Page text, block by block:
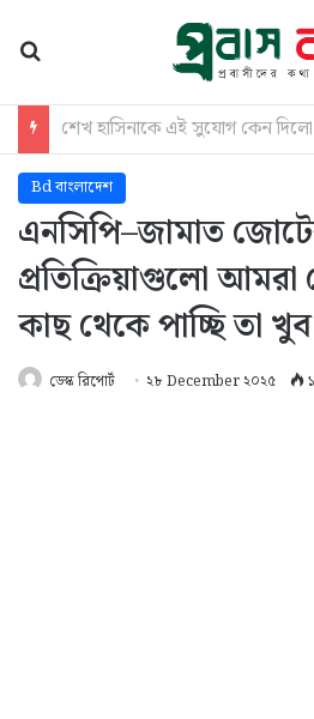
আসছে নতুন বাহিনী ‘স্পেশাল রেসপন্স
Bd বাংলাদেশ
এনসিপি–জামাত
প্রতিক্রিয়াগুলো
কাছ থেকে পাচ্ছি তা খুব
ডেস্ক রিপোর্ট ২৮ December ২০২৫